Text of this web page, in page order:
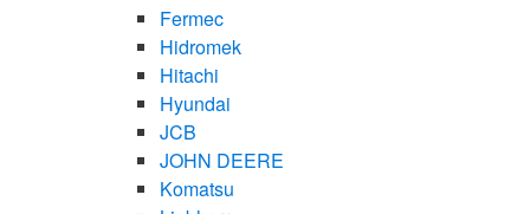
Fermec
Hidromek
Hitachi
Hyundai
JCB
JOHN DEERE
Komatsu